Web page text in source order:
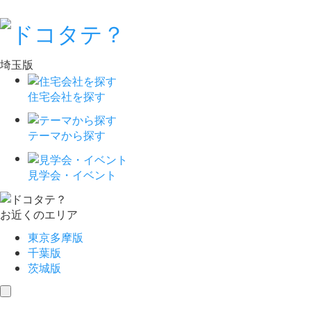
埼玉版
住宅会社を探す
テーマから探す
見学会・イベント
お近くのエリア
東京多摩版
千葉版
茨城版
toggle